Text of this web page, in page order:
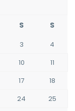
S S
3
4
10
11
17
18
24
25